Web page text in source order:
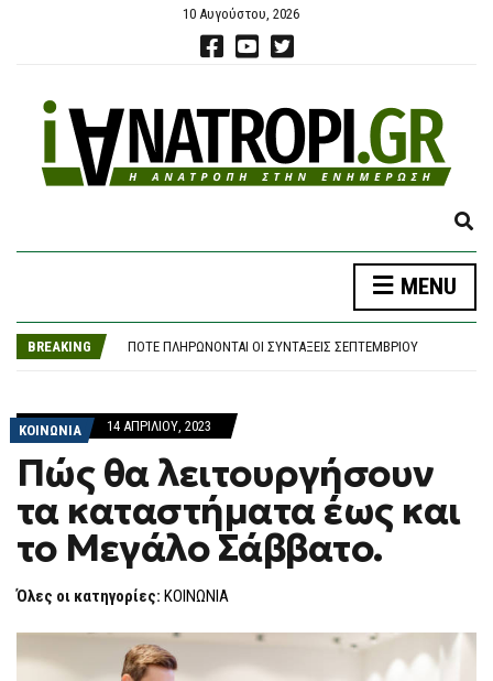
10 Αυγούστου, 2026
E
P
N
MENU
BREAKING
ΠΆΡΟΣ: «ΔΕΝ ΉΤΑΝ ΚΟΝΤΆ ΣΤΟ ΠΑΙΔΊ ΚΑΙ ΠΡΙΝ ΈΝΑΝ ΜΉΝΑ ΤΟ ΕΊΧΕ ΑΦΉΣΕΙ ΞΑΝΆ ΜΌΝΟ» ΛΈΕΙ Ο ΙΔΙΟΚΤΉΤΗΣ ΤΟΥ BEACH BAR ΓΙΑ ΤΟΝ ΠΑΤΈΡΑ ΤΟΥ 4ΧΡΟΝΟΥ
ΠΌΤΕ ΠΛΗΡΏΝΟΝΤΑΙ ΟΙ ΣΥΝΤΆΞΕΙΣ ΣΕΠΤΕΜΒΡΊΟΥ
ΚΟΙΝΩΝΙΑ 14 ΑΠΡΙΛΊΟΥ, 2023
Πώς θα λειτουργήσουν
τα καταστήματα έως και
το Μεγάλο Σάββατο.
Όλες οι κατηγορίες: ΚΟΙΝΩΝΙΑ